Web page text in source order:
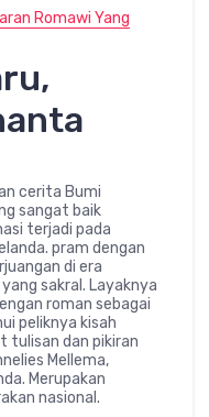
Romawi Yang
cerita Bumi
sangat baik
terjadi pada
pram dengan
di era
sakral. Layaknya
roman sebagai
peliknya kisah
tulisan dan pikiran
Mellema,
Merupakan
nasional.